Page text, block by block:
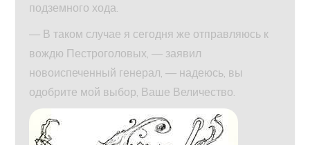
подземного хода.
— В таком случае я сегодня же отправляюсь к
вождю Пестроголовых, — заявил
новоиспеченный генерал, — надеюсь, вы
одобрите мой выбор, Ваше Величество.